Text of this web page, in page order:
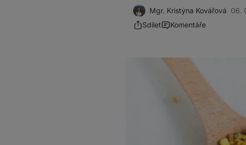
Mgr. Kristýna Kovářová 06.
Sdílet
Komentáře